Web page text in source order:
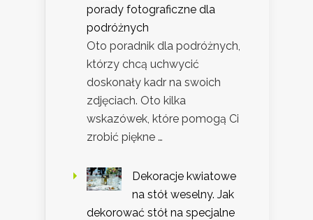
porady fotograficzne dla
podróżnych
Oto poradnik dla podróżnych,
którzy chcą uchwycić
doskonały kadr na swoich
zdjęciach. Oto kilka
wskazówek, które pomogą Ci
zrobić piękne …
Dekoracje kwiatowe
na stół weselny. Jak
dekorować stół na specjalne